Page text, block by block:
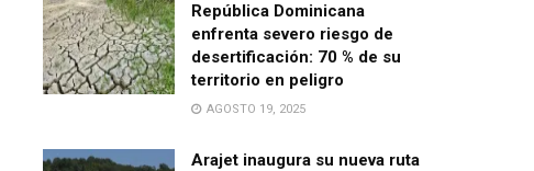
República Dominicana
enfrenta severo riesgo de
desertificación: 70 % de su
territorio en peligro
AGOSTO 19, 2025
Arajet inaugura su nueva ruta